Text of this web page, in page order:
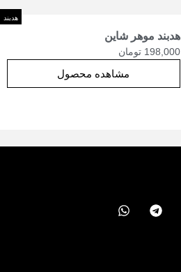
هدبند موهر شاین
هدبند
198,000 تومان
مشاهده محصول